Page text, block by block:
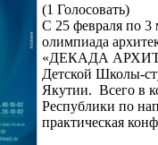
(1 Голосовать)
С 25 февраля по 3
олимпиада
«ДЕКАДА
Детской Школы-
Якутии. Всего в
Республики по
практическая